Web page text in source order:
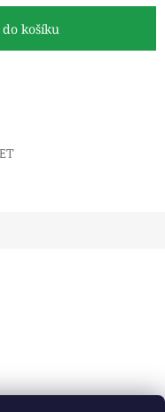
košíku